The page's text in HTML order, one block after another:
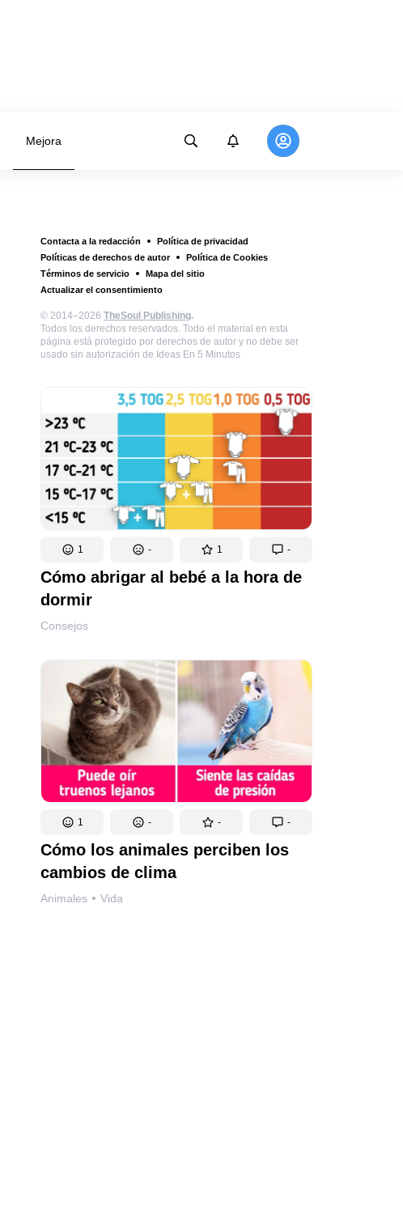
Mejora
Contacta a la redacción
Política de privacidad
Políticas de derechos de autor
Política de Cookies
Términos de servicio
Mapa del sitio
Actualizar el consentimiento
© 2014–2026 TheSoul Publishing.
Todos los derechos reservados. Todo el material en esta
página está protegido por derechos de autor y no debe ser
usado sin autorización de Ideas En 5 Minutos
1 - 1 -
Cómo abrigar al bebé a la hora de
dormir
Consejos
1 - - -
Cómo los animales perciben los
cambios de clima
Animales Vida